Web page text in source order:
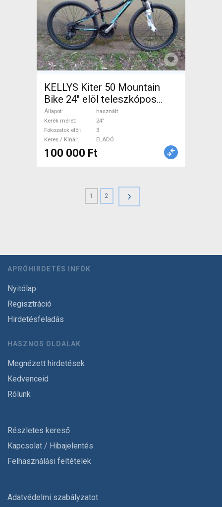
KELLYS Kiter 50 Mountain
Bike 24" elöl teleszkópos
használt ELADÓ
Állapot
használt
Kerék méret
24"
Fokozatok elöl
3
Keres / Kínál
ELADÓ
100 000 Ft
1 2 ›
APRÓHIRDETÉS INFÓK
Nyitólap
Regisztráció
Hirdetésfeladás
HASZNOS OLDALAK
Megnézett hirdetések
Kedvenceid
Rólunk
Részletes kereső
Kapcsolat / Hibajelentés
Felhasználási feltételek
Adatvédelmi szabályzatot